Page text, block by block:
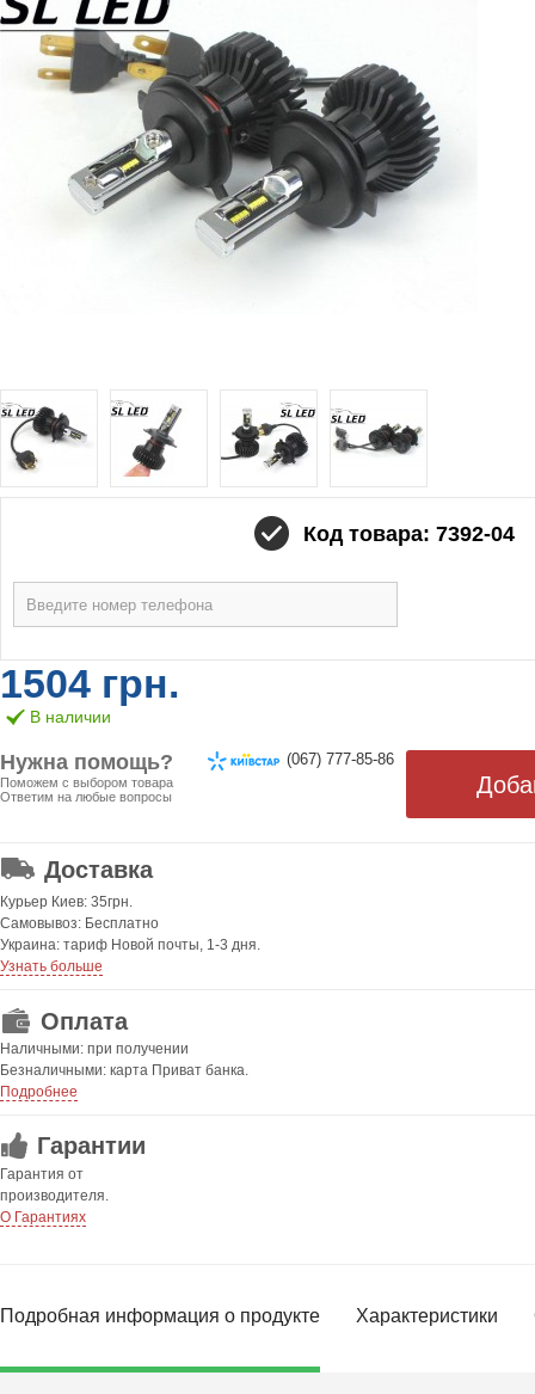
Код товара: 7392-04
1504 грн.
В наличии
Нужна помощь?
Поможем с выбором товара
Ответим на любые вопросы
(067) 777-85-86
Доставка
Курьер Киев: 35грн.
Самовывоз: Бесплатно
Украина: тариф Новой почты, 1-3 дня.
Узнать больше
Оплата
Наличными: при получении
Безналичными: карта Приват банка.
Подробнее
Гарантии
Гарантия от
производителя.
О Гарантиях
Подробная информация о продукте Характеристики